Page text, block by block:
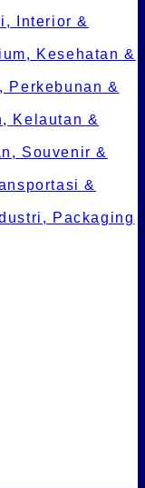
Interior &
Kesehatan &
Perkebunan &
Kelautan &
Souvenir &
&
Packaging